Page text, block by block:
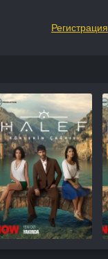
Регистрация